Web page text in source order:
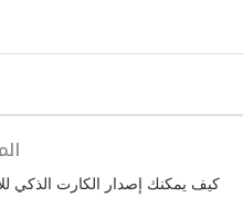
كيف يمكنك إصدار الكارت الذكي